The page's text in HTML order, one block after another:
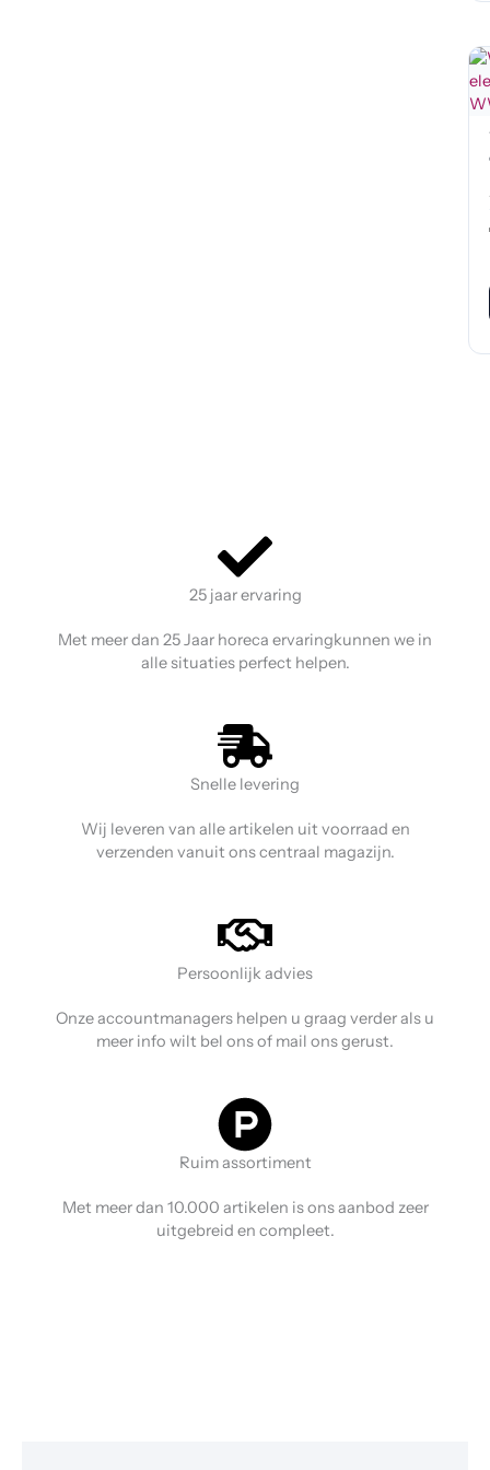
25 jaar ervaring
Met meer dan 25 Jaar horeca ervaringkunnen we in
alle situaties perfect helpen.
Snelle levering
Wij leveren van alle artikelen uit voorraad en
verzenden vanuit ons centraal magazijn.
Persoonlijk advies
Onze accountmanagers helpen u graag verder als u
meer info wilt bel ons of mail ons gerust.
Ruim assortiment
Met meer dan 10.000 artikelen is ons aanbod zeer
uitgebreid en compleet.